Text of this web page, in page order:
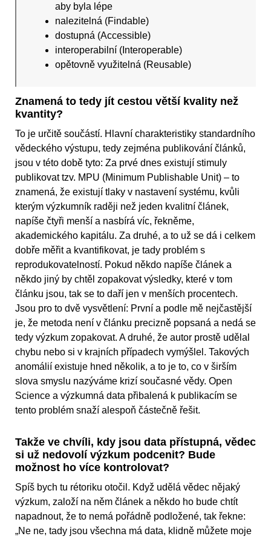
aby byla lépe
nalezitelná (Findable)
dostupná (Accessible)
interoperabilní (Interoperable)
opětovně využitelná (Reusable)
Znamená to tedy jít cestou větší kvality než
kvantity?
To je určitě součástí. Hlavní charakteristiky standardního
vědeckého výstupu, tedy zejména publikování článků,
jsou v této době tyto: Za prvé dnes existují stimuly
publikovat tzv. MPU (Minimum Publishable Unit) – to
znamená, že existují tlaky v nastavení systému, kvůli
kterým výzkumník raději než jeden kvalitní článek,
napíše čtyři menší a nasbírá víc, řekněme,
akademického kapitálu. Za druhé, a to už se dá i celkem
dobře měřit a kvantifikovat, je tady problém s
reprodukovatelností. Pokud někdo napíše článek a
někdo jiný by chtěl zopakovat výsledky, které v tom
článku jsou, tak se to daří jen v menších procentech.
Jsou pro to dvě vysvětlení: První a podle mě nejčastější
je, že metoda není v článku precizně popsaná a nedá se
tedy výzkum zopakovat. A druhé, že autor prostě udělal
chybu nebo si v krajních případech vymýšlel. Takových
anomálií existuje hned několik, a to je to, co v širším
slova smyslu nazýváme krizí současné vědy. Open
Science a výzkumná data přibalená k publikacím se
tento problém snaží alespoň částečně řešit.
Takže ve chvíli, kdy jsou data přístupná, vědec
si už nedovolí výzkum podcenit? Bude
možnost ho více kontrolovat?
Spíš bych tu rétoriku otočil. Když udělá vědec nějaký
výzkum, založí na něm článek a někdo ho bude chtít
napadnout, že to nemá pořádně podložené, tak řekne:
„Ne ne, tady jsou všechna má data, klidně můžete moje